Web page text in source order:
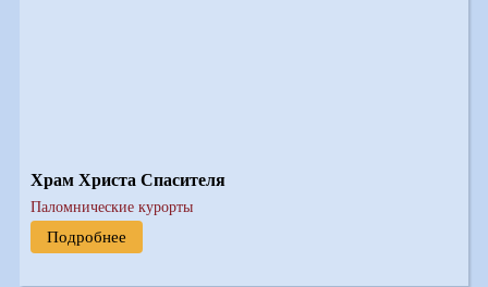
Храм Христа Спасителя
Паломнические курорты
Подробнее